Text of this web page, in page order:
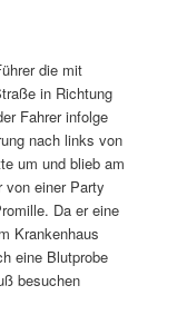
die mit
in Richtung
Fahrer infolge
nach links von
um und blieb am
von einer Party
Da er eine
Krankenhaus
eine Blutprobe
besuchen